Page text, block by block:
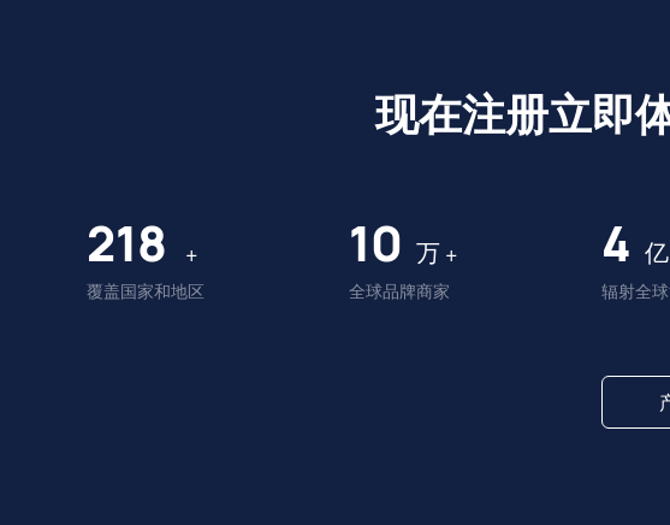
现在注册立即
225 +
覆盖国家和地区
10 万 +
全球品牌商家
4 亿
辐射全